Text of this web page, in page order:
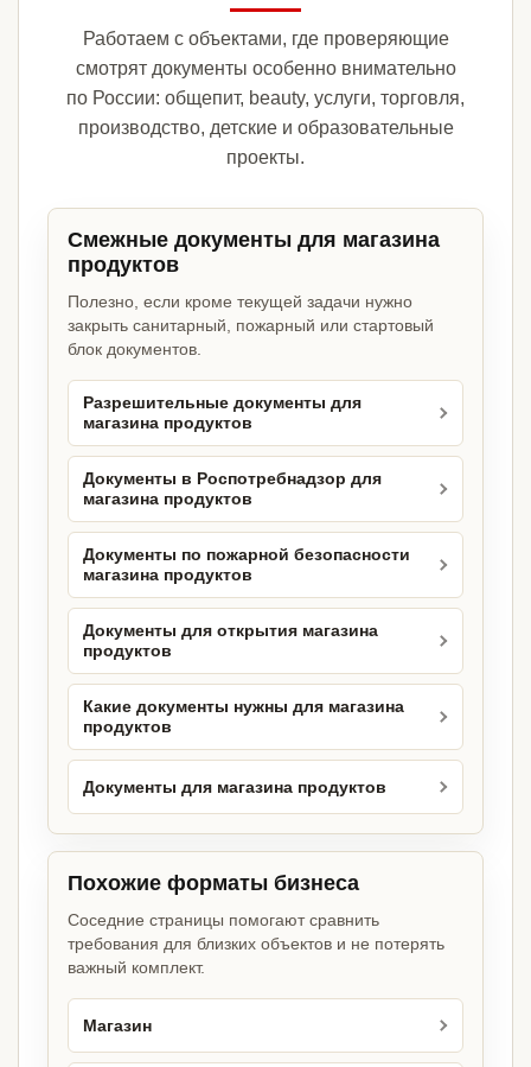
Работаем с объектами, где проверяющие
смотрят документы особенно внимательно
по России: общепит, beauty, услуги, торговля,
производство, детские и образовательные
проекты.
Смежные документы для магазина
продуктов
Полезно, если кроме текущей задачи нужно
закрыть санитарный, пожарный или стартовый
блок документов.
Разрешительные документы для
магазина продуктов
Документы в Роспотребнадзор для
магазина продуктов
Документы по пожарной безопасности
магазина продуктов
Документы для открытия магазина
продуктов
Какие документы нужны для магазина
продуктов
Документы для магазина продуктов
Похожие форматы бизнеса
Соседние страницы помогают сравнить
требования для близких объектов и не потерять
важный комплект.
Магазин